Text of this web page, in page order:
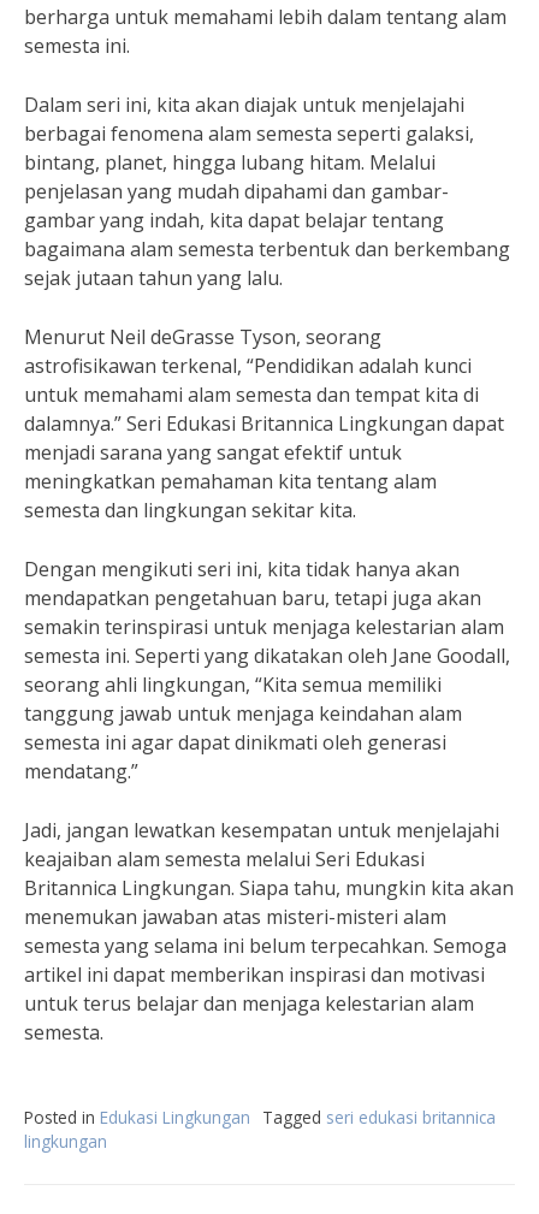
berharga untuk memahami lebih dalam tentang alam
semesta ini.
Dalam seri ini, kita akan diajak untuk menjelajahi
berbagai fenomena alam semesta seperti galaksi,
bintang, planet, hingga lubang hitam. Melalui
penjelasan yang mudah dipahami dan gambar-
gambar yang indah, kita dapat belajar tentang
bagaimana alam semesta terbentuk dan berkembang
sejak jutaan tahun yang lalu.
Menurut Neil deGrasse Tyson, seorang
astrofisikawan terkenal, “Pendidikan adalah kunci
untuk memahami alam semesta dan tempat kita di
dalamnya.” Seri Edukasi Britannica Lingkungan dapat
menjadi sarana yang sangat efektif untuk
meningkatkan pemahaman kita tentang alam
semesta dan lingkungan sekitar kita.
Dengan mengikuti seri ini, kita tidak hanya akan
mendapatkan pengetahuan baru, tetapi juga akan
semakin terinspirasi untuk menjaga kelestarian alam
semesta ini. Seperti yang dikatakan oleh Jane Goodall,
seorang ahli lingkungan, “Kita semua memiliki
tanggung jawab untuk menjaga keindahan alam
semesta ini agar dapat dinikmati oleh generasi
mendatang.”
Jadi, jangan lewatkan kesempatan untuk menjelajahi
keajaiban alam semesta melalui Seri Edukasi
Britannica Lingkungan. Siapa tahu, mungkin kita akan
menemukan jawaban atas misteri-misteri alam
semesta yang selama ini belum terpecahkan. Semoga
artikel ini dapat memberikan inspirasi dan motivasi
untuk terus belajar dan menjaga kelestarian alam
semesta.
Posted in Edukasi Lingkungan Tagged seri edukasi britannica
lingkungan